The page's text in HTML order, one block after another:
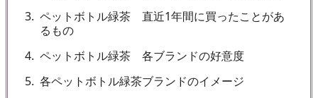
3 ペットボトル緑茶 直近1年間に買ったことがあ
るもの
4 ペットボトル緑茶 各ブランドの好意度
5 各ペットボトル緑茶ブランドのイメージ